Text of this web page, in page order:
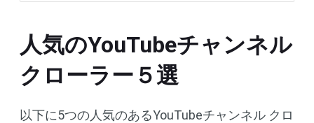
人気のYouTubeチャンネル
クローラー５選
以下に5つの人気のあるYouTubeチャンネル クロ